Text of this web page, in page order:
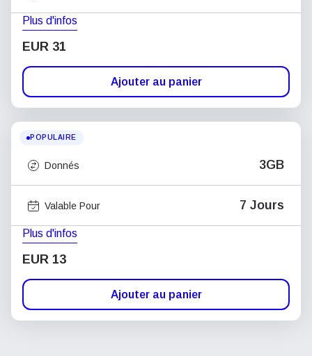
Plus d'infos
EUR 31
Ajouter au panier
POPULAIRE
Donnés 3GB
Valable Pour 7 Jours
Plus d'infos
EUR 13
Ajouter au panier